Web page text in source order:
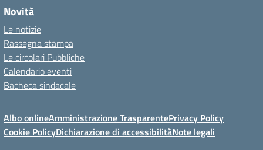
Novità
Le notizie
Rassegna stampa
Le circolari Pubbliche
Calendario eventi
Bacheca sindacale
Albo onlineAmministrazione TrasparentePrivacy Policy
Cookie PolicyDichiarazione di accessibilitàNote legali